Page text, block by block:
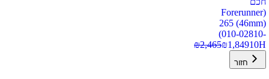
(Forerunner
265 (46mm)
(010-02810-
10H
₪1,849
₪2,465
חזור